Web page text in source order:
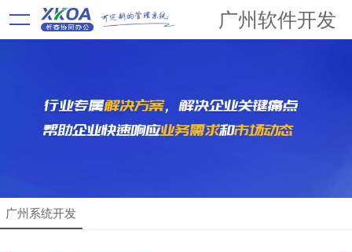
广州软件开发
广州系统开发